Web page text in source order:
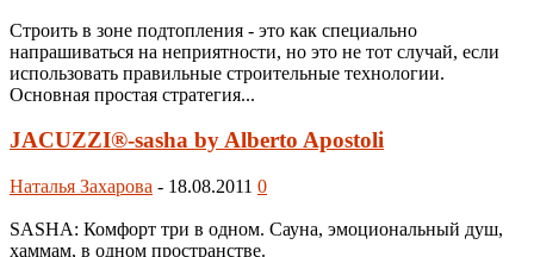
Строить в зоне подтопления - это как специально
напрашиваться на неприятности, но это не тот случай, если
использовать правильные строительные технологии.
Основная простая стратегия...
JACUZZI®-sasha by Alberto Apostoli
Наталья Захарова - 18.08.2011 0
SASHA: Комфорт три в одном. Сауна, эмоциональный душ,
хаммам, в одном пространстве.